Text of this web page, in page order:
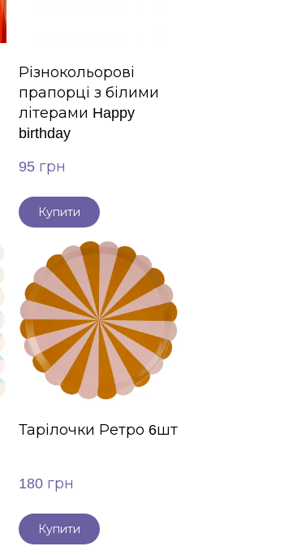
Різнокольорові
прапорці з білими
літерами Happy
birthday
95 грн
Купити
Тарілочки Ретро 6шт
180 грн
Купити